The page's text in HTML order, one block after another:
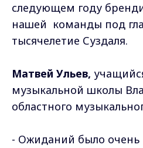
следующем году
нашей команды под
тысячелетие Суздаля.
Матвей Ульев,
музыкальной школы
областного
- Ожиданий было очень